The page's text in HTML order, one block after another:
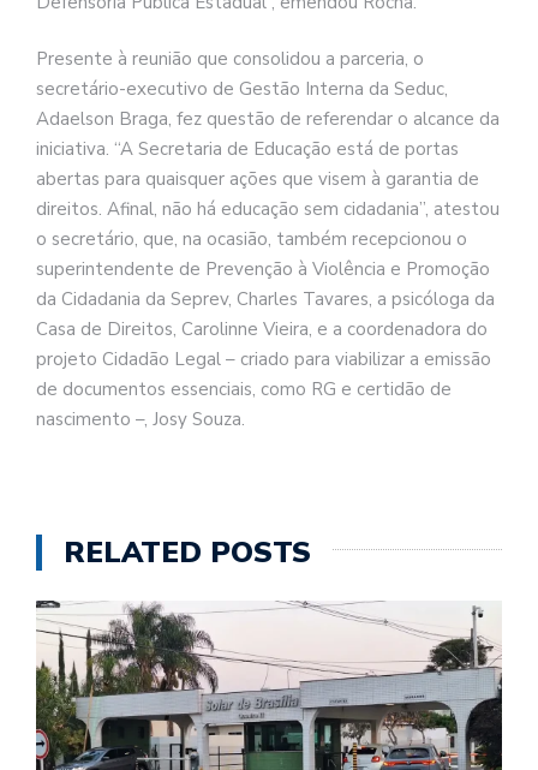
Presente à reunião que consolidou a parceria, o
secretário-executivo de Gestão Interna da Seduc,
Adaelson Braga, fez questão de referendar o alcance da
iniciativa. “A Secretaria de Educação está de portas
abertas para quaisquer ações que visem à garantia de
direitos. Afinal, não há educação sem cidadania”, atestou
o secretário, que, na ocasião, também recepcionou o
superintendente de Prevenção à Violência e Promoção
da Cidadania da Seprev, Charles Tavares, a psicóloga da
Casa de Direitos, Carolinne Vieira, e a coordenadora do
projeto Cidadão Legal – criado para viabilizar a emissão
de documentos essenciais, como RG e certidão de
nascimento –, Josy Souza.
RELATED POSTS